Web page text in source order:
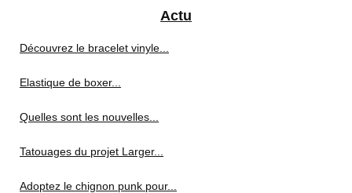
Actu
Découvrez le bracelet vinyle...
Elastique de boxer...
Quelles sont les nouvelles...
Tatouages du projet Larger...
Adoptez le chignon punk pour...